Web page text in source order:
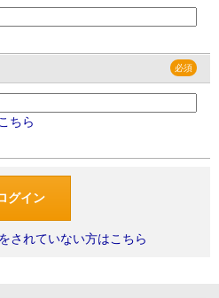
ちら
されていない方はこちら